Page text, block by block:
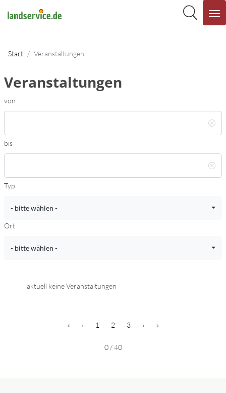
Start Veranstaltungen
Veranstaltungen
von
bis
Typ
- bitte wählen -
Ort
- bitte wählen -
aktuell keine Veranstaltungen
« Erster
‹ zurück
1 2 3(3) ›vor »
0 / 40